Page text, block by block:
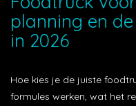
planning en
in 2026
Hoe kies je de juiste
formules werken, wat het